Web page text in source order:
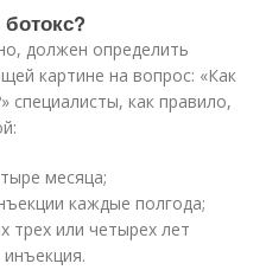
должен определить
картине на вопрос: «Как
специалисты, как правило,
месяца;
каждые полгода;
трех или четырех лет